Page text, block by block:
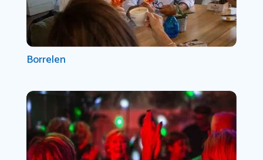
Borrelen